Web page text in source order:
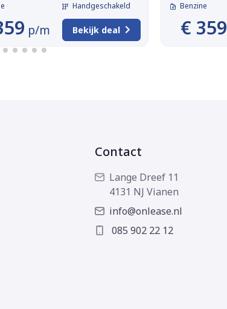
Handgeschakeld
p/m Bekijk deal
Benzine
€ 359
Contact
Lange Dreef 11
4131 NJ Vianen
info@onlease.nl
085 902 22 12